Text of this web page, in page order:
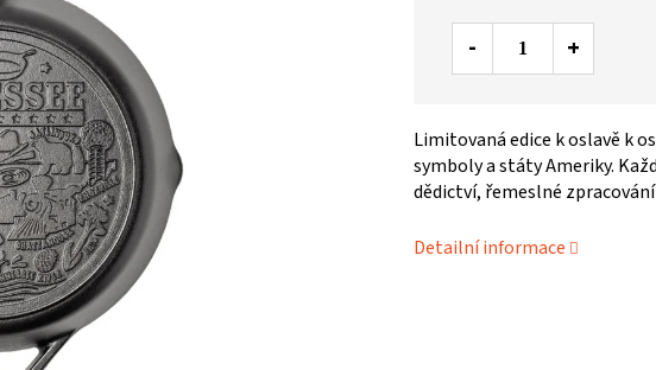
Limitovaná edice k oslavě k
symboly a státy Ameriky.
dědictví, řemeslné
Detailní informace